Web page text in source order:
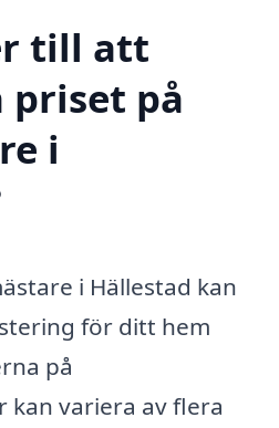
till att
priset på
i
i Hällestad kan
för ditt hem
på
kan variera av flera